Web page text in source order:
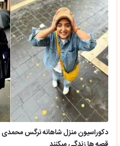
دکوراسیون منزل شاهانه نرگس